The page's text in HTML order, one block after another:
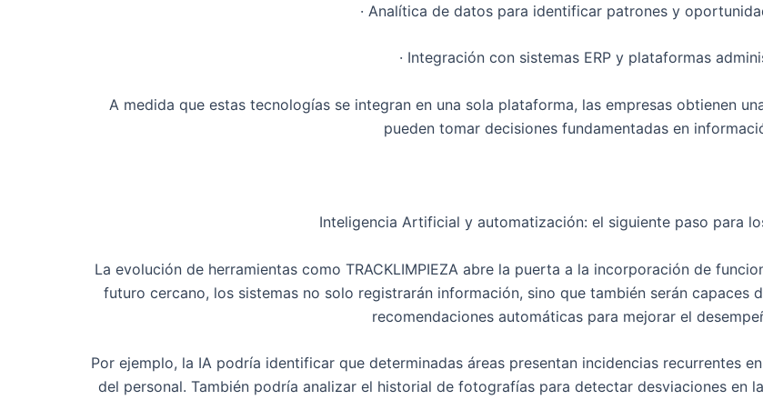
· Analítica de datos para identificar patrones y
· Integración con sistemas ERP y plataformas
A medida que estas tecnologías se integran en una sola plataforma, las empresas obtienen
pueden tomar decisiones fundamentadas en
Inteligencia Artificial y automatización: el siguiente paso para
La evolución de herramientas como TRACKLIMPIEZA abre la puerta a la incorporación de
futuro cercano, los sistemas no solo registrarán información, sino que también serán capaces
recomendaciones automáticas para mejorar el
Por ejemplo, la IA podría identificar que determinadas áreas presentan incidencias recurrentes
del personal. También podría analizar el historial de fotografías para detectar desviaciones en